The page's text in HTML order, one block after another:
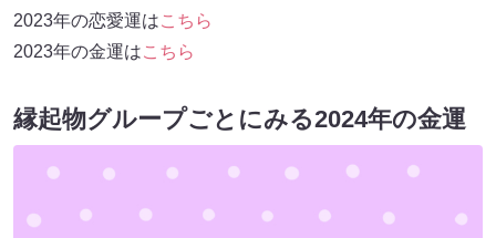
2023年の恋愛運はこちら
2023年の金運はこちら
縁起物グループごとにみる2024年の金運